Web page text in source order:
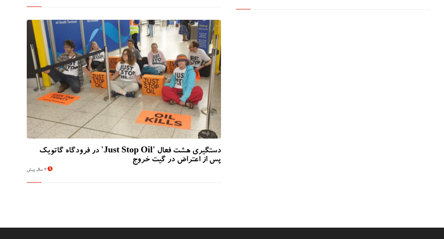
دستگیری هشت فعال 'Just Stop Oil' در فرودگاه گاتویک
پس از اعتراض در گیت خروج
2 سال پیش